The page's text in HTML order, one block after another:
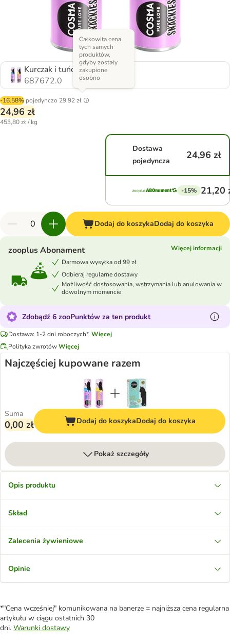
Kurczak i tuńczyk, 55 g
687672.0
-16.58% pojedynczo 29,92 zł
Całkowita cena
tych samych
produktów,
gdyby zostały
zakupione
osobno
24,96 zł
453,80 zł / kg
Dostawa
pojedyncza
24,96 zł
-15% 21,20
Dodaj do koszykaDodaj do koszyka
zooplus Abonament
Więcej informacji
Darmowa wysyłka od 99 zł
Odbieraj regularne dostawy
Możliwość dostosowania, wstrzymania lub anulowania w
dowolnym momencie
Zdobądź 6 zooPunktów za ten produkt
Dostawa: 1-2 dni roboczych*. Więcej
Polityka zwrotówWięcej
Najczęściej kupowane razem
Suma
0,00 zł Dodaj do koszykaDodaj do koszyka
Pokaż szczegóły
Opis produktu
Skład
Zalecenia żywieniowe
Opinie
*"Cena wcześniej" komunikowana na banerze = najniższa cena regularna
artykułu w ciągu ostatnich 30
dni. Warunki dostawy